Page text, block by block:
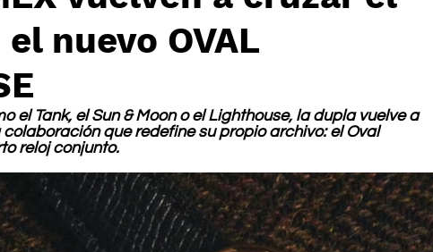
nuevo OVAL
el Tank, el Sun & Moon o el Lighthouse, la dupla vuelve a
que redefine su propio archivo: el Oval
reloj conjunto.